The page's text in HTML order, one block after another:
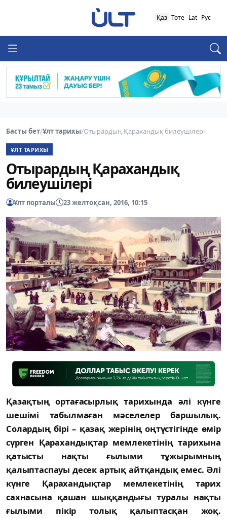
Қаз Төте Lat Рус
Басты бет/Ұлт тарихы/Отырардың Қарахандық билеушілері
ҰЛТ ТАРИХЫ
Отырардың Қарахандық
билеушілері
Ұлт порталы 23 желтоқсан, 2016, 10:15
Қазақтың ортағасырлық тарихында әлі күнге
шешімі табылмаған мәселелер баршылық.
Солардың бірі – қазақ жерінің оңтүстігінде өмір
сүрген Қарахандықтар мемлекетінің тарихына
қатысты нақты ғылыми тұжырымның
қалыптаспауы десек артық айтқандық емес. Әлі
күнге Қарахандықтар мемлекетінің тарих
сахнасына қашан шыққандығы туралы нақты
ғылыми пікір толық қалыптасқан жоқ.